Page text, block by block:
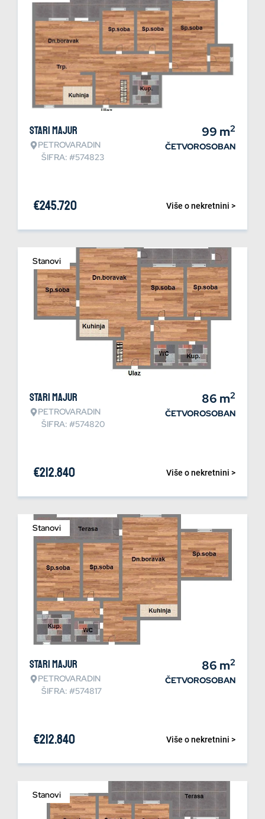
Stari Majur
PETROVARADIN
ŠIFRA: #574823
99 m2
ČETVOROSOBAN
Više o nekretnini >
€245.720
Stanovi
Stari Majur
PETROVARADIN
ŠIFRA: #574820
86 m2
ČETVOROSOBAN
Više o nekretnini >
€212.840
Stanovi
Stari Majur
PETROVARADIN
ŠIFRA: #574817
86 m2
ČETVOROSOBAN
Više o nekretnini >
€212.840
Stanovi